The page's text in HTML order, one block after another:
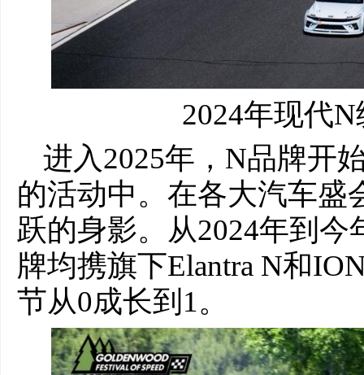
2024年现代
进入2025年，N品牌开
的活动中。在各大汽车盛
跃的身影。从2024年到
牌均携旗下Elantra N和
节从0成长到1。